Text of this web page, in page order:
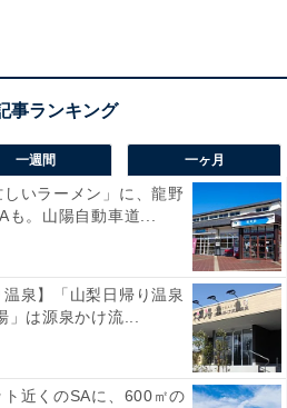
のアイテムとなっています。
一週間 一ヶ月
しいラーメン」に、龍野
も。山陽自動車道...
温泉】「山梨日帰り温泉
は源泉かけ流...
ト近くのSAに、600㎡の